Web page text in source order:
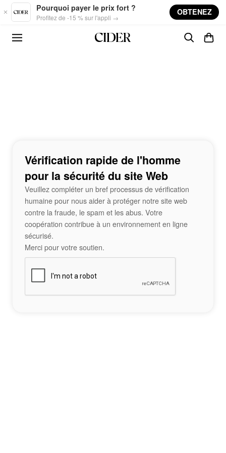
Skip to main content
Pourquoi payer le prix fort ?
Profitez de -15 % sur l'appli →
OBTENEZ
Vérification rapide de l'homme
pour la sécurité du site Web
Veuillez compléter un bref processus de vérification
humaine pour nous aider à protéger notre site web
contre la fraude, le spam et les abus. Votre
coopération contribue à un environnement en ligne
sécurisé.
Merci pour votre soutien.